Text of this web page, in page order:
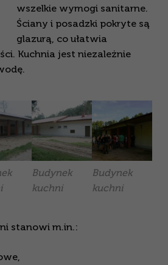
wszelkie wymogi sanitarne.
Ściany i posadzki pokryte są
glazurą, co ułatwia
Kuchnia jest niezależnie
Budynek
kuchni
Budynek
kuchni
stanowi m.in.: